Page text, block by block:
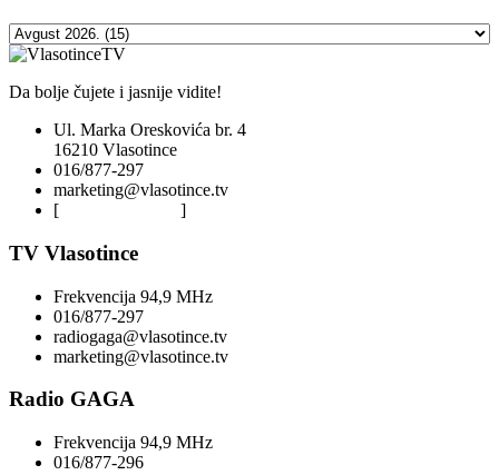
Da bolje čujete i jasnije vidite!
Ul. Marka Oreskovića br. 4
16210 Vlasotince
016/877-297
marketing@vlasotince.tv
[
]
TV Vlasotince
Frekvencija 94,9 MHz
016/877-297
radiogaga@vlasotince.tv
marketing@vlasotince.tv
Radio GAGA
Frekvencija 94,9 MHz
016/877-296